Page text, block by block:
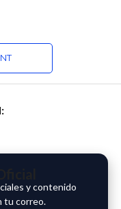
y contenido
tu correo.